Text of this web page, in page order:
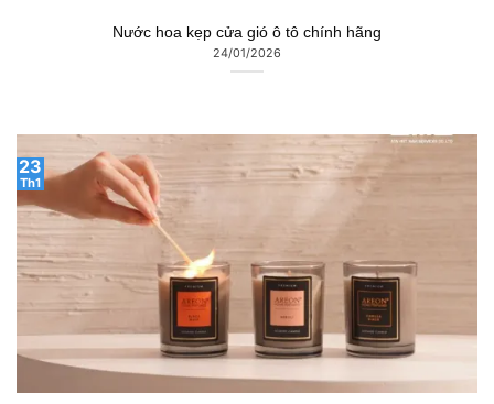
Nước hoa kẹp cửa gió ô tô chính hãng
24/01/2026
23
Th1